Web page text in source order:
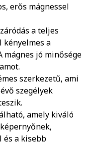
erős mágnessel
a teljes
kényelmes a
mágnes jó minősége
szerkezetű, ami
szegélyek
amely kiváló
és a kisebb